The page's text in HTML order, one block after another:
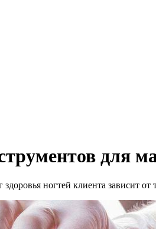
для
ногтей клиента зависит